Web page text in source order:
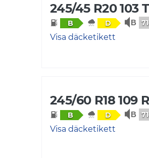
245/45 R20 103 T
B D
Visa däcketikett
245/60 R18 109 R
B D
Visa däcketikett